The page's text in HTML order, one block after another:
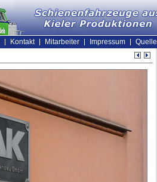
Kontakt Mitarbeiter Impressum